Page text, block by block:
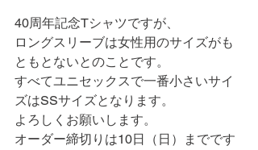
40周年記念Tシャツですが、
ロングスリーブは女性用のサイズがも
ともとないとのことです。
すべてユニセックスで一番小さいサイ
ズはSSサイズとなります。
よろしくお願いします。
オーダー締切りは10日（日）までです